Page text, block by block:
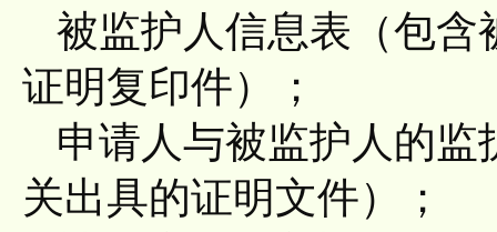
被监护人信息表（包含
证明复印件）；
申请人与被监护人的
关出具的证明文件）；